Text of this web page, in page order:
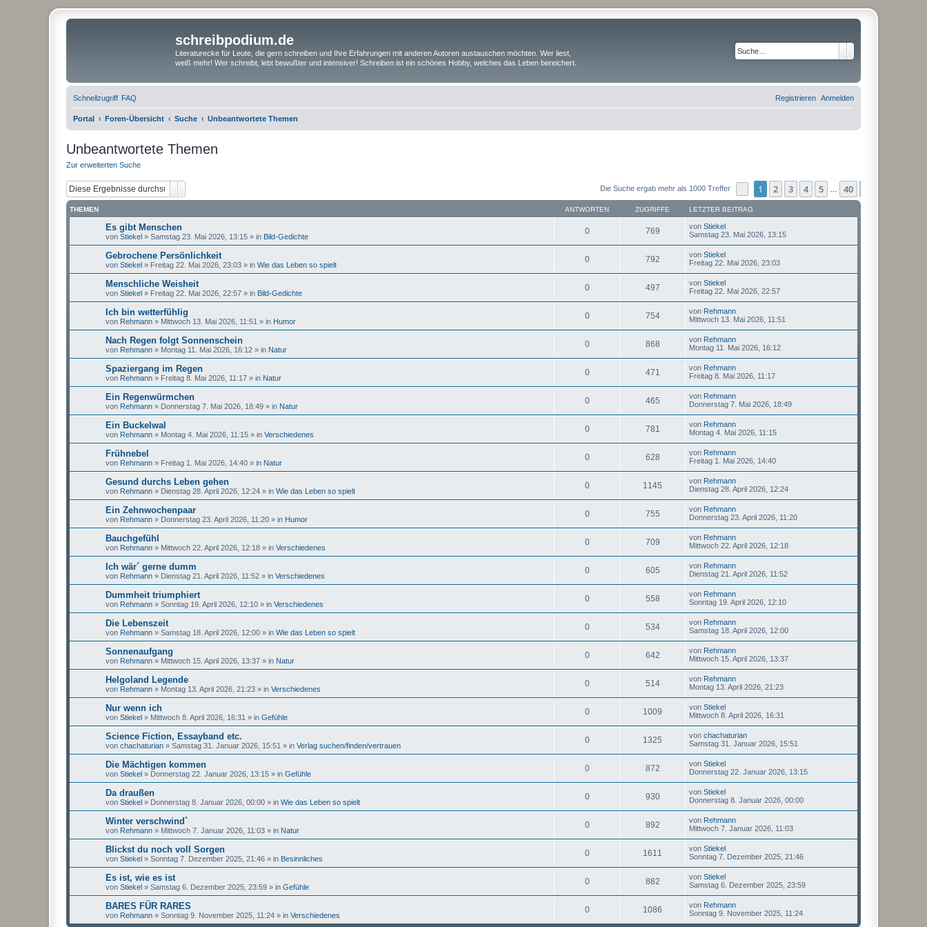
schreibpodium.de
Literaturecke für Leute, die gern schreiben und Ihre Erfahrungen mit anderen Autoren austauschen möchten. Wer liest,
weiß mehr! Wer schreibt, lebt bewußter und intensiver! Schreiben ist ein schönes Hobby, welches das Leben bereichert.
Schnellzugriff FAQ Anmelden
Registrieren
Portal Foren-Übersicht Suche Unbeantwortete Themen
Unbeantwortete Themen
Zur erweiterten Suche
Die Suche ergab mehr als 1000 Treffer Seite von40
1 2 3 4 5 40
THEMEN ANTWORTEN ZUGRIFFE LETZTER BEITRAG
Es gibt Menschen
von Stiekel » Samstag 23. Mai 2026, 13:15 » in Bild-Gedichte
0 769 von Stiekel
Samstag 23. Mai 2026, 13:15
Gebrochene Persönlichkeit
von Stiekel » Freitag 22. Mai 2026, 23:03 » in Wie das Leben so spielt
0 792 von Stiekel
Freitag 22. Mai 2026, 23:03
Menschliche Weisheit
von Stiekel » Freitag 22. Mai 2026, 22:57 » in Bild-Gedichte
0 497 von Stiekel
Freitag 22. Mai 2026, 22:57
Ich bin wetterfühlig
von Rehmann » Mittwoch 13. Mai 2026, 11:51 » in Humor
0 754 von Rehmann
Mittwoch 13. Mai 2026, 11:51
Nach Regen folgt Sonnenschein
von Rehmann » Montag 11. Mai 2026, 16:12 » in Natur
0 868 von Rehmann
Montag 11. Mai 2026, 16:12
Spaziergang im Regen
von Rehmann » Freitag 8. Mai 2026, 11:17 » in Natur
0 471 von Rehmann
Freitag 8. Mai 2026, 11:17
Ein Regenwürmchen
von Rehmann » Donnerstag 7. Mai 2026, 18:49 » in Natur
0 465 von Rehmann
Donnerstag 7. Mai 2026, 18:49
Ein Buckelwal
von Rehmann » Montag 4. Mai 2026, 11:15 » in Verschiedenes
0 781 von Rehmann
Montag 4. Mai 2026, 11:15
Frühnebel
von Rehmann » Freitag 1. Mai 2026, 14:40 » in Natur
0 628 von Rehmann
Freitag 1. Mai 2026, 14:40
Gesund durchs Leben gehen
von Rehmann » Dienstag 28. April 2026, 12:24 » in Wie das Leben so spielt
0 1145 von Rehmann
Dienstag 28. April 2026, 12:24
Ein Zehnwochenpaar
von Rehmann » Donnerstag 23. April 2026, 11:20 » in Humor
0 755 von Rehmann
Donnerstag 23. April 2026, 11:20
Bauchgefühl
von Rehmann » Mittwoch 22. April 2026, 12:18 » in Verschiedenes
0 709 von Rehmann
Mittwoch 22. April 2026, 12:18
Ich wär´ gerne dumm
von Rehmann » Dienstag 21. April 2026, 11:52 » in Verschiedenes
0 605 von Rehmann
Dienstag 21. April 2026, 11:52
Dummheit triumphiert
von Rehmann » Sonntag 19. April 2026, 12:10 » in Verschiedenes
0 558 von Rehmann
Sonntag 19. April 2026, 12:10
Die Lebenszeit
von Rehmann » Samstag 18. April 2026, 12:00 » in Wie das Leben so spielt
0 534 von Rehmann
Samstag 18. April 2026, 12:00
Sonnenaufgang
von Rehmann » Mittwoch 15. April 2026, 13:37 » in Natur
0 642 von Rehmann
Mittwoch 15. April 2026, 13:37
Helgoland Legende
von Rehmann » Montag 13. April 2026, 21:23 » in Verschiedenes
0 514 von Rehmann
Montag 13. April 2026, 21:23
Nur wenn ich
von Stiekel » Mittwoch 8. April 2026, 16:31 » in Gefühle
0 1009 von Stiekel
Mittwoch 8. April 2026, 16:31
Science Fiction, Essayband etc.
von chachaturian » Samstag 31. Januar 2026, 15:51 » in Verlag suchen/finden/vertrauen
0 1325 von chachaturian
Samstag 31. Januar 2026, 15:51
Die Mächtigen kommen
von Stiekel » Donnerstag 22. Januar 2026, 13:15 » in Gefühle
0 872 von Stiekel
Donnerstag 22. Januar 2026, 13:15
Da draußen
von Stiekel » Donnerstag 8. Januar 2026, 00:00 » in Wie das Leben so spielt
0 930 von Stiekel
Donnerstag 8. Januar 2026, 00:00
Winter verschwind`
von Rehmann » Mittwoch 7. Januar 2026, 11:03 » in Natur
0 892 von Rehmann
Mittwoch 7. Januar 2026, 11:03
Blickst du noch voll Sorgen
von Stiekel » Sonntag 7. Dezember 2025, 21:46 » in Besinnliches
0 1611 von Stiekel
Sonntag 7. Dezember 2025, 21:46
Es ist, wie es ist
von Stiekel » Samstag 6. Dezember 2025, 23:59 » in Gefühle
0 882 von Stiekel
Samstag 6. Dezember 2025, 23:59
BARES FÜR RARES
von Rehmann » Sonntag 9. November 2025, 11:24 » in Verschiedenes
0 1086 von Rehmann
Sonntag 9. November 2025, 11:24